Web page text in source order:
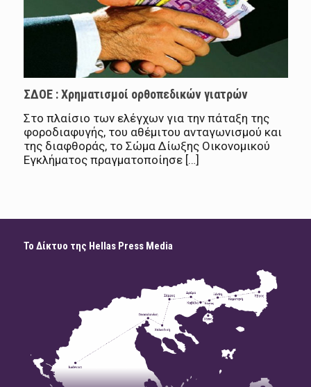
ΣΔΟΕ : Χρηματισμοί ορθοπεδικών γιατρών
Στο πλαίσιο των ελέγχων για την πάταξη της
φοροδιαφυγής, του αθέμιτου ανταγωνισμού και
της διαφθοράς, το Σώμα Δίωξης Οικονομικού
Εγκλήματος πραγματοποίησε […]
Το Δίκτυο της Hellas Press Media